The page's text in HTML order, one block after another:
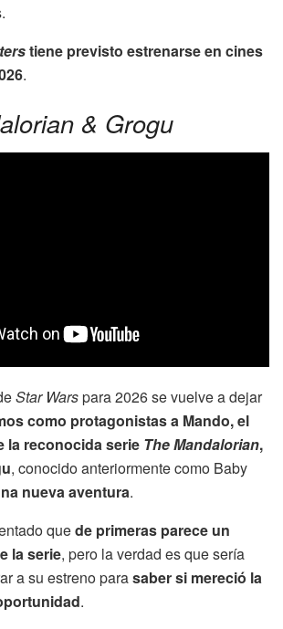
tiene previsto estrenarse en cines
.
& Grogu
Star Warspara 2026 se vuelve a dejar
como protagonistas a Mando, el
la reconocida serie The Mandalorian,
, conocido anteriormente como Baby
nueva aventura.
quede primeras parece un
la serie, pero la verdad es que sería
a su estreno parasaber si mereció la
.